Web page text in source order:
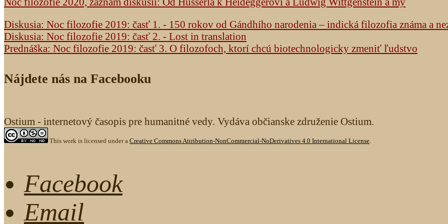
Diskusia: Noc filozofie 2019: časť 1. - 150 rokov od Gándhího narodenia – indická filozofia známa a
Diskusia: Noc filozofie 2019: časť 2. - Lost in translation
Prednáška: Noc filozofie 2019: časť 3. O filozofoch, ktorí chcú biotechnologicky zmeniť ľudstvo
Nájdete nás na Facebooku
Ostium - internetový časopis pre humanitné vedy. Vydáva občianske združenie Ostium.
This work is licensed under a Creative Commons Attribution-NonCommercial-NoDerivatives 4.0 International License
Facebook
Email